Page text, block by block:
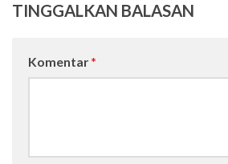
TINGGALKAN BALASAN
Komentar *